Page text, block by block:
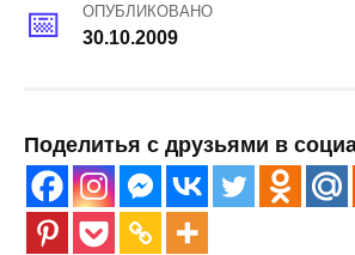
ОПУБЛИКОВАНО
30.10.2009
Поделитья с друзьями в